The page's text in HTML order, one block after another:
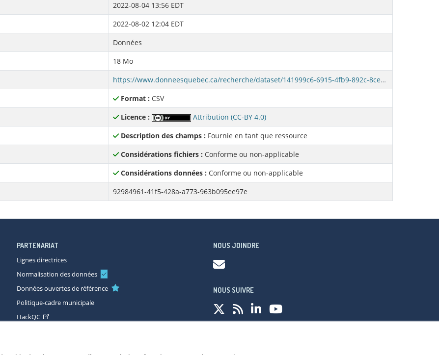
2022-08-04 13:56 EDT
2022-08-02 12:04 EDT
Données
18 Mo
https://www.donneesquebec.ca/recherche/dataset/141999c6-6915-4fb9-892c-8ce665db33d0/resource/92984961-41f5-428a-a773-963b095ee97e/download/etab-ouv-2021.csv
Format : CSV
Licence :
Attribution (CC-BY 4.0)
Description des champs : Fournie en tant que ressource
Considérations fichiers : Conforme ou non-applicable
Considérations données : Conforme ou non-applicable
92984961-41f5-428a-a773-963b095ee97e
PARTENARIAT
Lignes directrices
Normalisation des données
Données ouvertes de référence
Politique-cadre municipale
HackQC
NOUS JOINDRE
NOUS SUIVRE